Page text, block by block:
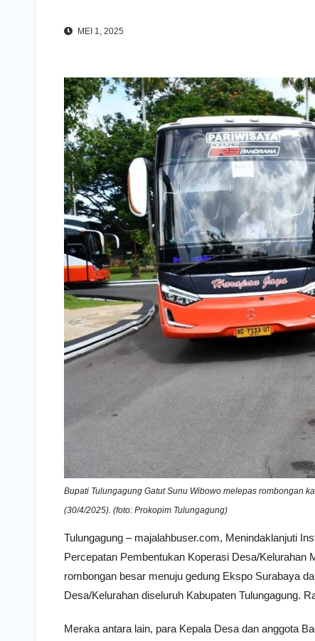
MEI 1, 2025
Bupati Tulungagung Gatut Sunu Wibowo melepas rombongan
(30/4/2025). (foto: Prokopim Tulungagung)
Tulungagung – majalahbuser.com, Menindaklanjuti
Percepatan Pembentukan Koperasi Desa/Kelurahan
rombongan besar menuju gedung Ekspo Surabaya
Desa/Kelurahan diseluruh Kabupaten Tulungagung.
Meraka antara lain, para Kepala Desa dan anggota